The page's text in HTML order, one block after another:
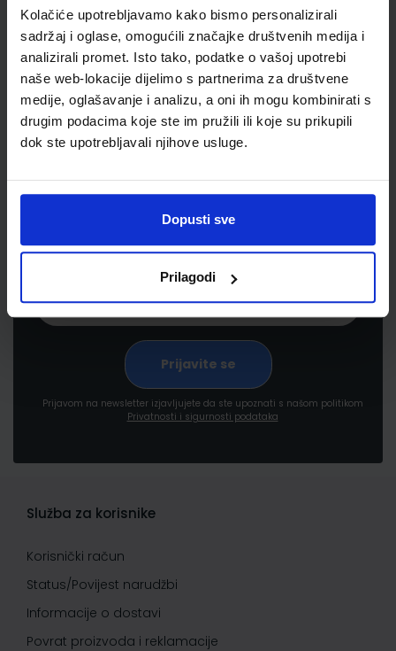
Kolačiće upotrebljavamo kako bismo personalizirali
sadržaj i oglase, omogućili značajke društvenih medija i
analizirali promet. Isto tako, podatke o vašoj upotrebi
naše web-lokacije dijelimo s partnerima za društvene
medije, oglašavanje i analizu, a oni ih mogu kombinirati s
drugim podacima koje ste im pružili ili koje su prikupili
dok ste upotrebljavali njihove usluge.
Dopusti sve
Prilagodi
Prijavite se kako bi primali informacije o novim
proizvodima i uslugama, akcijama i drugim
pogodnostima
Prijavom na newsletter izjavljujete da ste upoznati s našom politikom
Privatnosti i sigurnosti podataka
Služba za korisnike
Korisnički račun
Status/Povijest narudžbi
Informacije o dostavi
Povrat proizvoda i reklamacije